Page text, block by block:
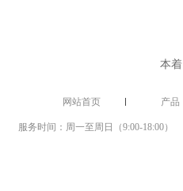
网站首页 产品
本
服务时间：周一至周日（9:00-18:00